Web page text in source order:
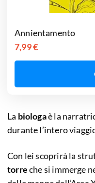
Annientamento
7,99 €
La biologaè la
durante l’intero
Con lei scoprirà la
torreche si immerge